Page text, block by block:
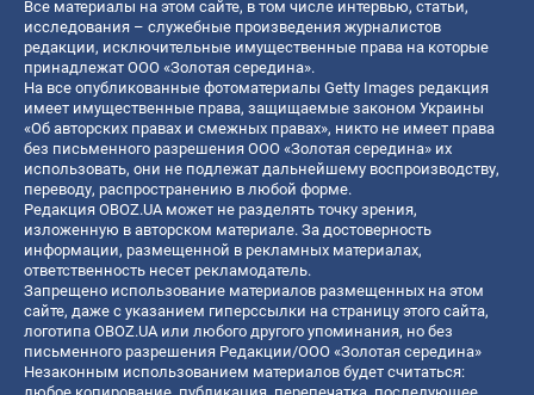
Все материалы на этом сайте, в том числе интервью, статьи,
исследования – служебные произведения журналистов
редакции, исключительные имущественные права на которые
принадлежат ООО «Золотая середина».
На все опубликованные фотоматериалы Getty Images редакция
имеет имущественные права, защищаемые законом Украины
«Об авторских правах и смежных правах», никто не имеет права
без письменного разрешения ООО «Золотая середина» их
использовать, они не подлежат дальнейшему воспроизводству,
переводу, распространению в любой форме.
Редакция OBOZ.UA может не разделять точку зрения,
изложенную в авторском материале. За достоверность
информации, размещенной в рекламных материалах,
ответственность несет рекламодатель.
Запрещено использование материалов размещенных на этом
сайте, даже с указанием гиперссылки на страницу этого сайта,
логотипа OBOZ.UA или любого другого упоминания, но без
письменного разрешения Редакции/ООО «Золотая середина»
Незаконным использованием материалов будет считаться: